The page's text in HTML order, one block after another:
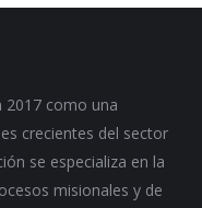
2017 como una
crecientes del sector
se especializa en la
misionales y de